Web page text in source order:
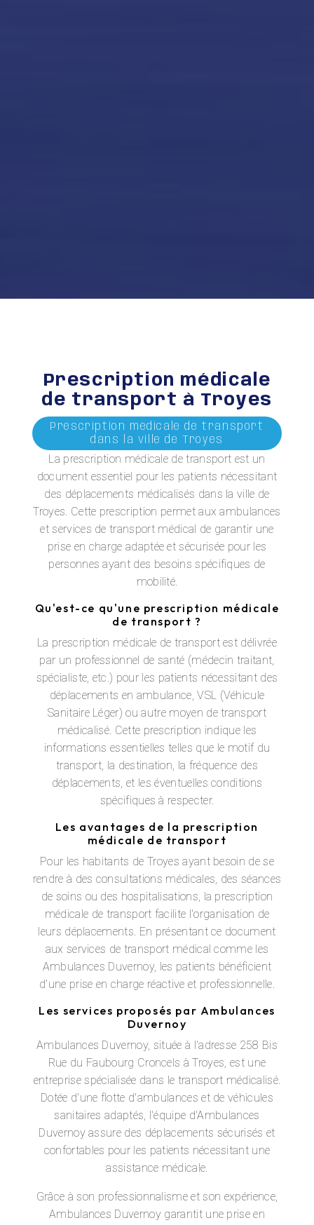
Prescription médicale
de transport à Troyes
Prescription médicale de transport
dans la ville de Troyes
La prescription médicale de transport est un
document essentiel pour les patients nécessitant
des déplacements médicalisés dans la ville de
Troyes. Cette prescription permet aux ambulances
et services de transport médical de garantir une
prise en charge adaptée et sécurisée pour les
personnes ayant des besoins spécifiques de
mobilité.
Qu'est-ce qu'une prescription médicale
de transport ?
La prescription médicale de transport est délivrée
par un professionnel de santé (médecin traitant,
spécialiste, etc.) pour les patients nécessitant des
déplacements en ambulance, VSL (Véhicule
Sanitaire Léger) ou autre moyen de transport
médicalisé. Cette prescription indique les
informations essentielles telles que le motif du
transport, la destination, la fréquence des
déplacements, et les éventuelles conditions
spécifiques à respecter.
Les avantages de la prescription
médicale de transport
Pour les habitants de Troyes ayant besoin de se
rendre à des consultations médicales, des séances
de soins ou des hospitalisations, la prescription
médicale de transport facilite l'organisation de
leurs déplacements. En présentant ce document
aux services de transport médical comme les
Ambulances Duvernoy, les patients bénéficient
d'une prise en charge réactive et professionnelle.
Les services proposés par Ambulances
Duvernoy
Ambulances Duvernoy, située à l'adresse 258 Bis
Rue du Faubourg Croncels à Troyes, est une
entreprise spécialisée dans le transport médicalisé.
Dotée d'une flotte d'ambulances et de véhicules
sanitaires adaptés, l'équipe d'Ambulances
Duvernoy assure des déplacements sécurisés et
confortables pour les patients nécessitant une
assistance médicale.
Grâce à son professionnalisme et son expérience,
Ambulances Duvernoy garantit une prise en